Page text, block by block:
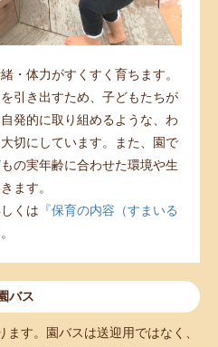
・体⼒がすくすく育ちます。
引き出すため、子どもたちが
発的に取り組めるような、わ
切にしています。また、園で
の実年齢に合わせた環境や生
ます。
くは 『保育の内容（すまいる
バス
す。園バスは送迎用ではなく、